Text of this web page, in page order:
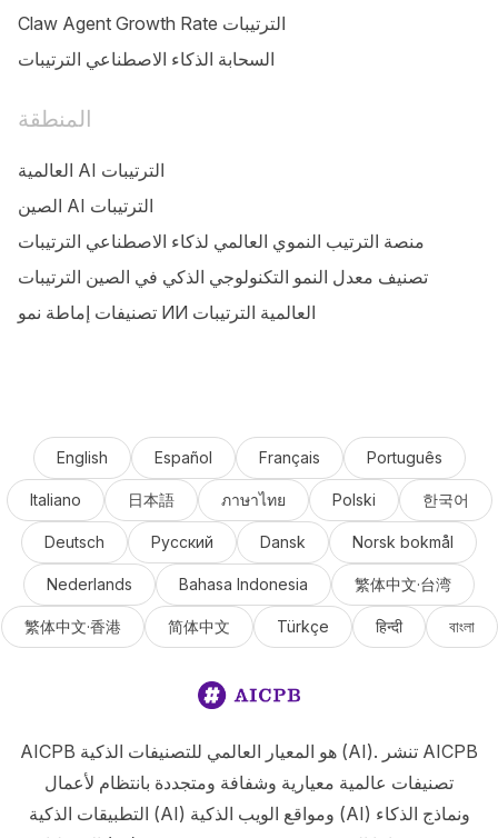
Claw Agent Growth Rate الترتيبات
السحابة الذكاء الاصطناعي الترتيبات
المنطقة
العالمية AI الترتيبات
الصين AI الترتيبات
منصة الترتيب النموي العالمي لذكاء الاصطناعي الترتيبات
تصنيف معدل النمو التكنولوجي الذكي في الصين الترتيبات
تصنيفات إماطة نمو ИИ العالمية الترتيبات
English Español Français Português
Italiano 日本語 ภาษาไทย Polski 한국어
Deutsch Русский Dansk Norsk bokmål
Nederlands Bahasa Indonesia 繁体中文·台湾
繁体中文·香港 简体中文 Türkçe हिन्दी বাংলা
AICPB هو المعيار العالمي للتصنيفات الذكية (AI). تنشر AICPB
تصنيفات عالمية معيارية وشفافة ومتجددة بانتظام لأعمال
التطبيقات الذكية (AI) ومواقع الويب الذكية (AI) ونماذج الذكاء